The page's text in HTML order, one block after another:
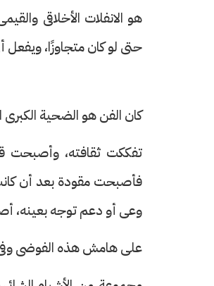
هو الانفلات الأخلاقى
حتى لو كان متجاوزًا،
كان الفن هو الضحية الكبرى
تفككت ثقافته، وأصبحت
فأصبحت مقودة بعد أن كانت
وعى أو دعم توجه بعينه،
على هامش هذه الفوضى وفى